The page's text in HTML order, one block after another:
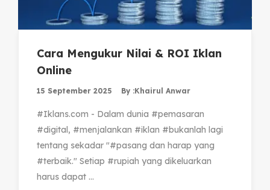
Cara Mengukur Nilai & ROI Iklan
Online
15 September 2025 By :Khairul Anwar
#Iklans.com - Dalam dunia #pemasaran
#digital, #menjalankan #iklan #bukanlah lagi
tentang sekadar "#pasang dan harap yang
#terbaik." Setiap #rupiah yang dikeluarkan
harus dapat ...